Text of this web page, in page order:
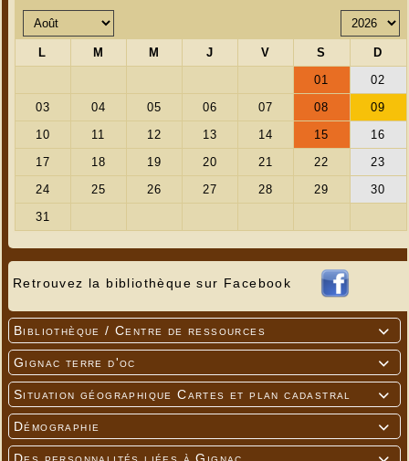
Retrouvez la bibliothèque sur Facebook

Bibliothèque / Centre de ressources

Gignac terre d'oc

Situation géographique Cartes et plan cadastral

Démographie
Des personnalités liées à Gignac